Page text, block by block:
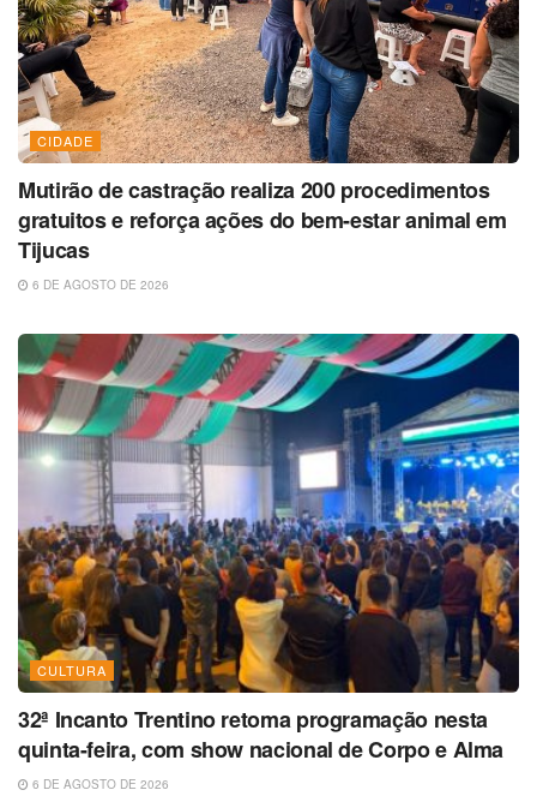
CIDADE
Mutirão de castração realiza 200 procedimentos
gratuitos e reforça ações do bem-estar animal em
Tijucas
6 DE AGOSTO DE 2026
CULTURA
32ª Incanto Trentino retoma programação nesta
quinta-feira, com show nacional de Corpo e Alma
6 DE AGOSTO DE 2026